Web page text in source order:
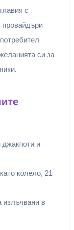
с
провайдъри
си за
джакпоти и
колело, 21
излъчвани в